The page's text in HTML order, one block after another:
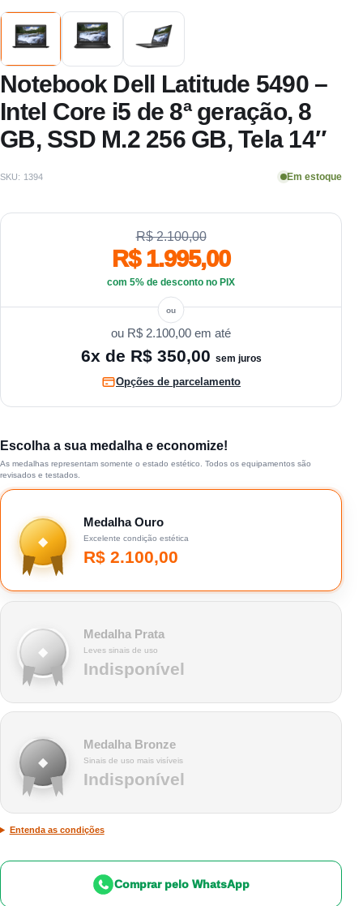
Notebook Dell Latitude 5490 –
Intel Core i5 de 8ª geração, 8
GB, SSD M.2 256 GB, Tela 14″
SKU: 1394 Em estoque
R$ 2.100,00
R$ 1.995,00
com 5% de desconto no PIX
ou R$ 2.100,00 em até
6x de R$ 350,00 sem juros
Opções de parcelamento
Escolha a sua medalha e economize!
As medalhas representam somente o estado estético. Todos os equipamentos são
revisados e testados.
◆
Medalha Ouro
Excelente condição estética
R$ 2.100,00
◆
Medalha Prata
Leves sinais de uso
Indisponível
◆
Medalha Bronze
Sinais de uso mais visíveis
Indisponível
Entenda as condições
Comprar pelo WhatsApp